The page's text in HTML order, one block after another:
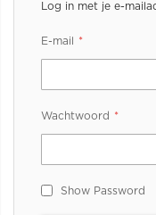
Log in met je e-
E-mail
Wachtwoord
Show Password